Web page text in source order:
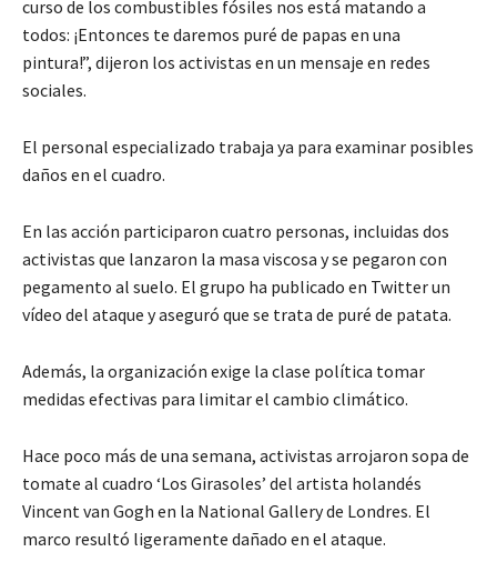
curso de los combustibles fósiles nos está matando a
todos: ¡Entonces te daremos puré de papas en una
pintura!”, dijeron los activistas en un mensaje en redes
sociales.
El personal especializado trabaja ya para examinar posibles
daños en el cuadro.
En las acción participaron cuatro personas, incluidas dos
activistas que lanzaron la masa viscosa y se pegaron con
pegamento al suelo. El grupo ha publicado en Twitter un
vídeo del ataque y aseguró que se trata de puré de patata.
Además, la organización exige la clase política tomar
medidas efectivas para limitar el cambio climático.
Hace poco más de una semana, activistas arrojaron sopa de
tomate al cuadro ‘Los Girasoles’ del artista holandés
Vincent van Gogh en la National Gallery de Londres. El
marco resultó ligeramente dañado en el ataque.